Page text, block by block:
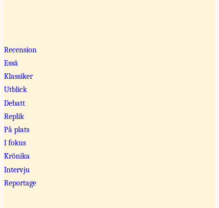
Recension
Essä
Klassiker
Utblick
Debatt
Replik
På plats
I fokus
Krönika
Intervju
Reportage